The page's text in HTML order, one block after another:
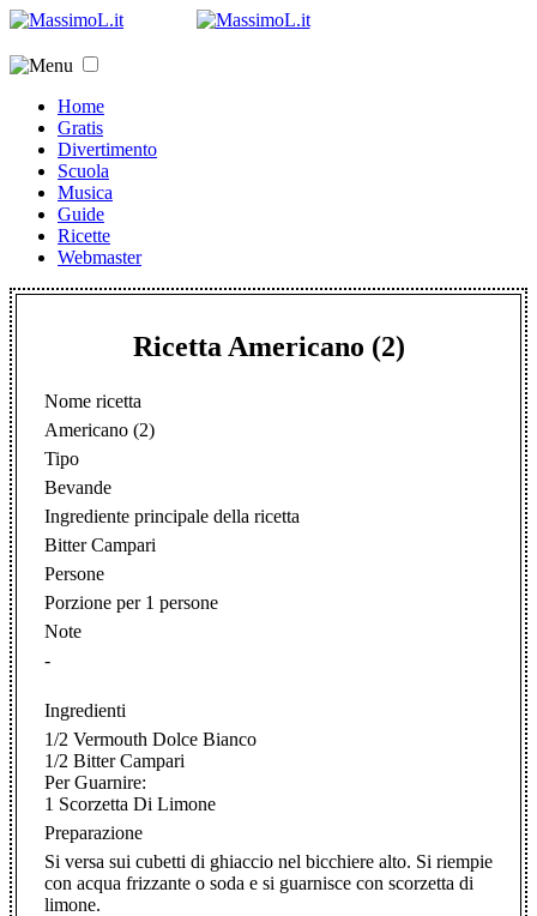
Home
Gratis
Divertimento
Scuola
Musica
Guide
Ricette
Webmaster
Ricetta Americano (2)
Nome ricetta
Americano (2)
Tipo
Bevande
Ingrediente principale della ricetta
Bitter Campari
Persone
Porzione per 1 persone
Note
-
Ingredienti
1/2 Vermouth Dolce Bianco
1/2 Bitter Campari
Per Guarnire:
1 Scorzetta Di Limone
Preparazione
Si versa sui cubetti di ghiaccio nel bicchiere alto. Si riempie
con acqua frizzante o soda e si guarnisce con scorzetta di
limone.